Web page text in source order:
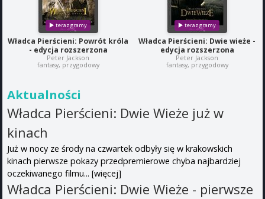
Władca Pierścieni: Powrót króla
- edycja rozszerzona
Peter Jackson
fantasy, przygodowy
Władca Pierścieni: Dwie wieże -
edycja rozszerzona
Peter Jackson
fantasy, przygodowy
Aktualności
Władca Pierścieni: Dwie Wieże już w
kinach
Już w nocy ze środy na czwartek odbyły się w krakowskich
kinach pierwsze pokazy przedpremierowe chyba najbardziej
oczekiwanego filmu... [więcej]
Władca Pierścieni: Dwie Wieże - pierwsze